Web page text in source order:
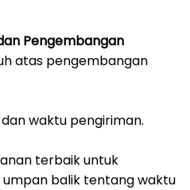
Pengembangan
atas pengembangan
waktu pengiriman.
terbaik untuk
umpan balik tentang waktu